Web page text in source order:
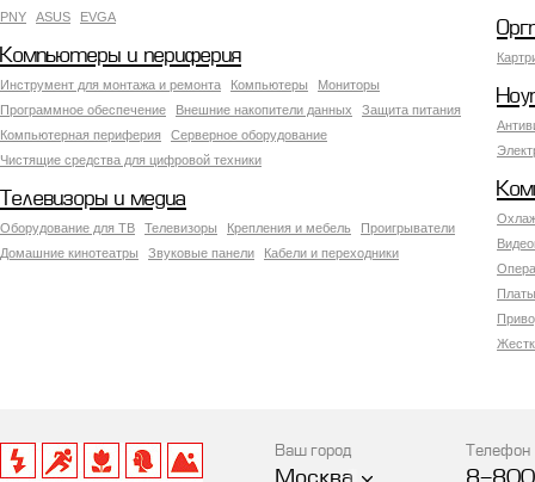
PNY
ASUS EVGA
Компьютеры и периферия
Инструмент для монтажа и ремонта Компьютеры
Мониторы
Программное обеспечение
Внешние накопители данных
Защита питания
Компьютерная периферия
Серверное оборудование
Чистящие средства для цифровой техники
Телевизоры и медиа
Оборудование для ТВ Телевизоры Крепления и мебель
Проигрыватели
Домашние кинотеатры
Звуковые панели Кабели и переходники
Ваш город Телефон